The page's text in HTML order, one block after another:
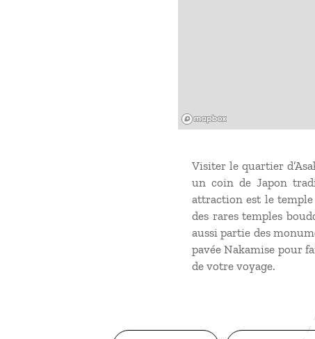
Visiter le quartier
un coin de Japon
attraction est le temple
des rares temples
aussi partie des
pavée Nakamise pour
de votre voyage.